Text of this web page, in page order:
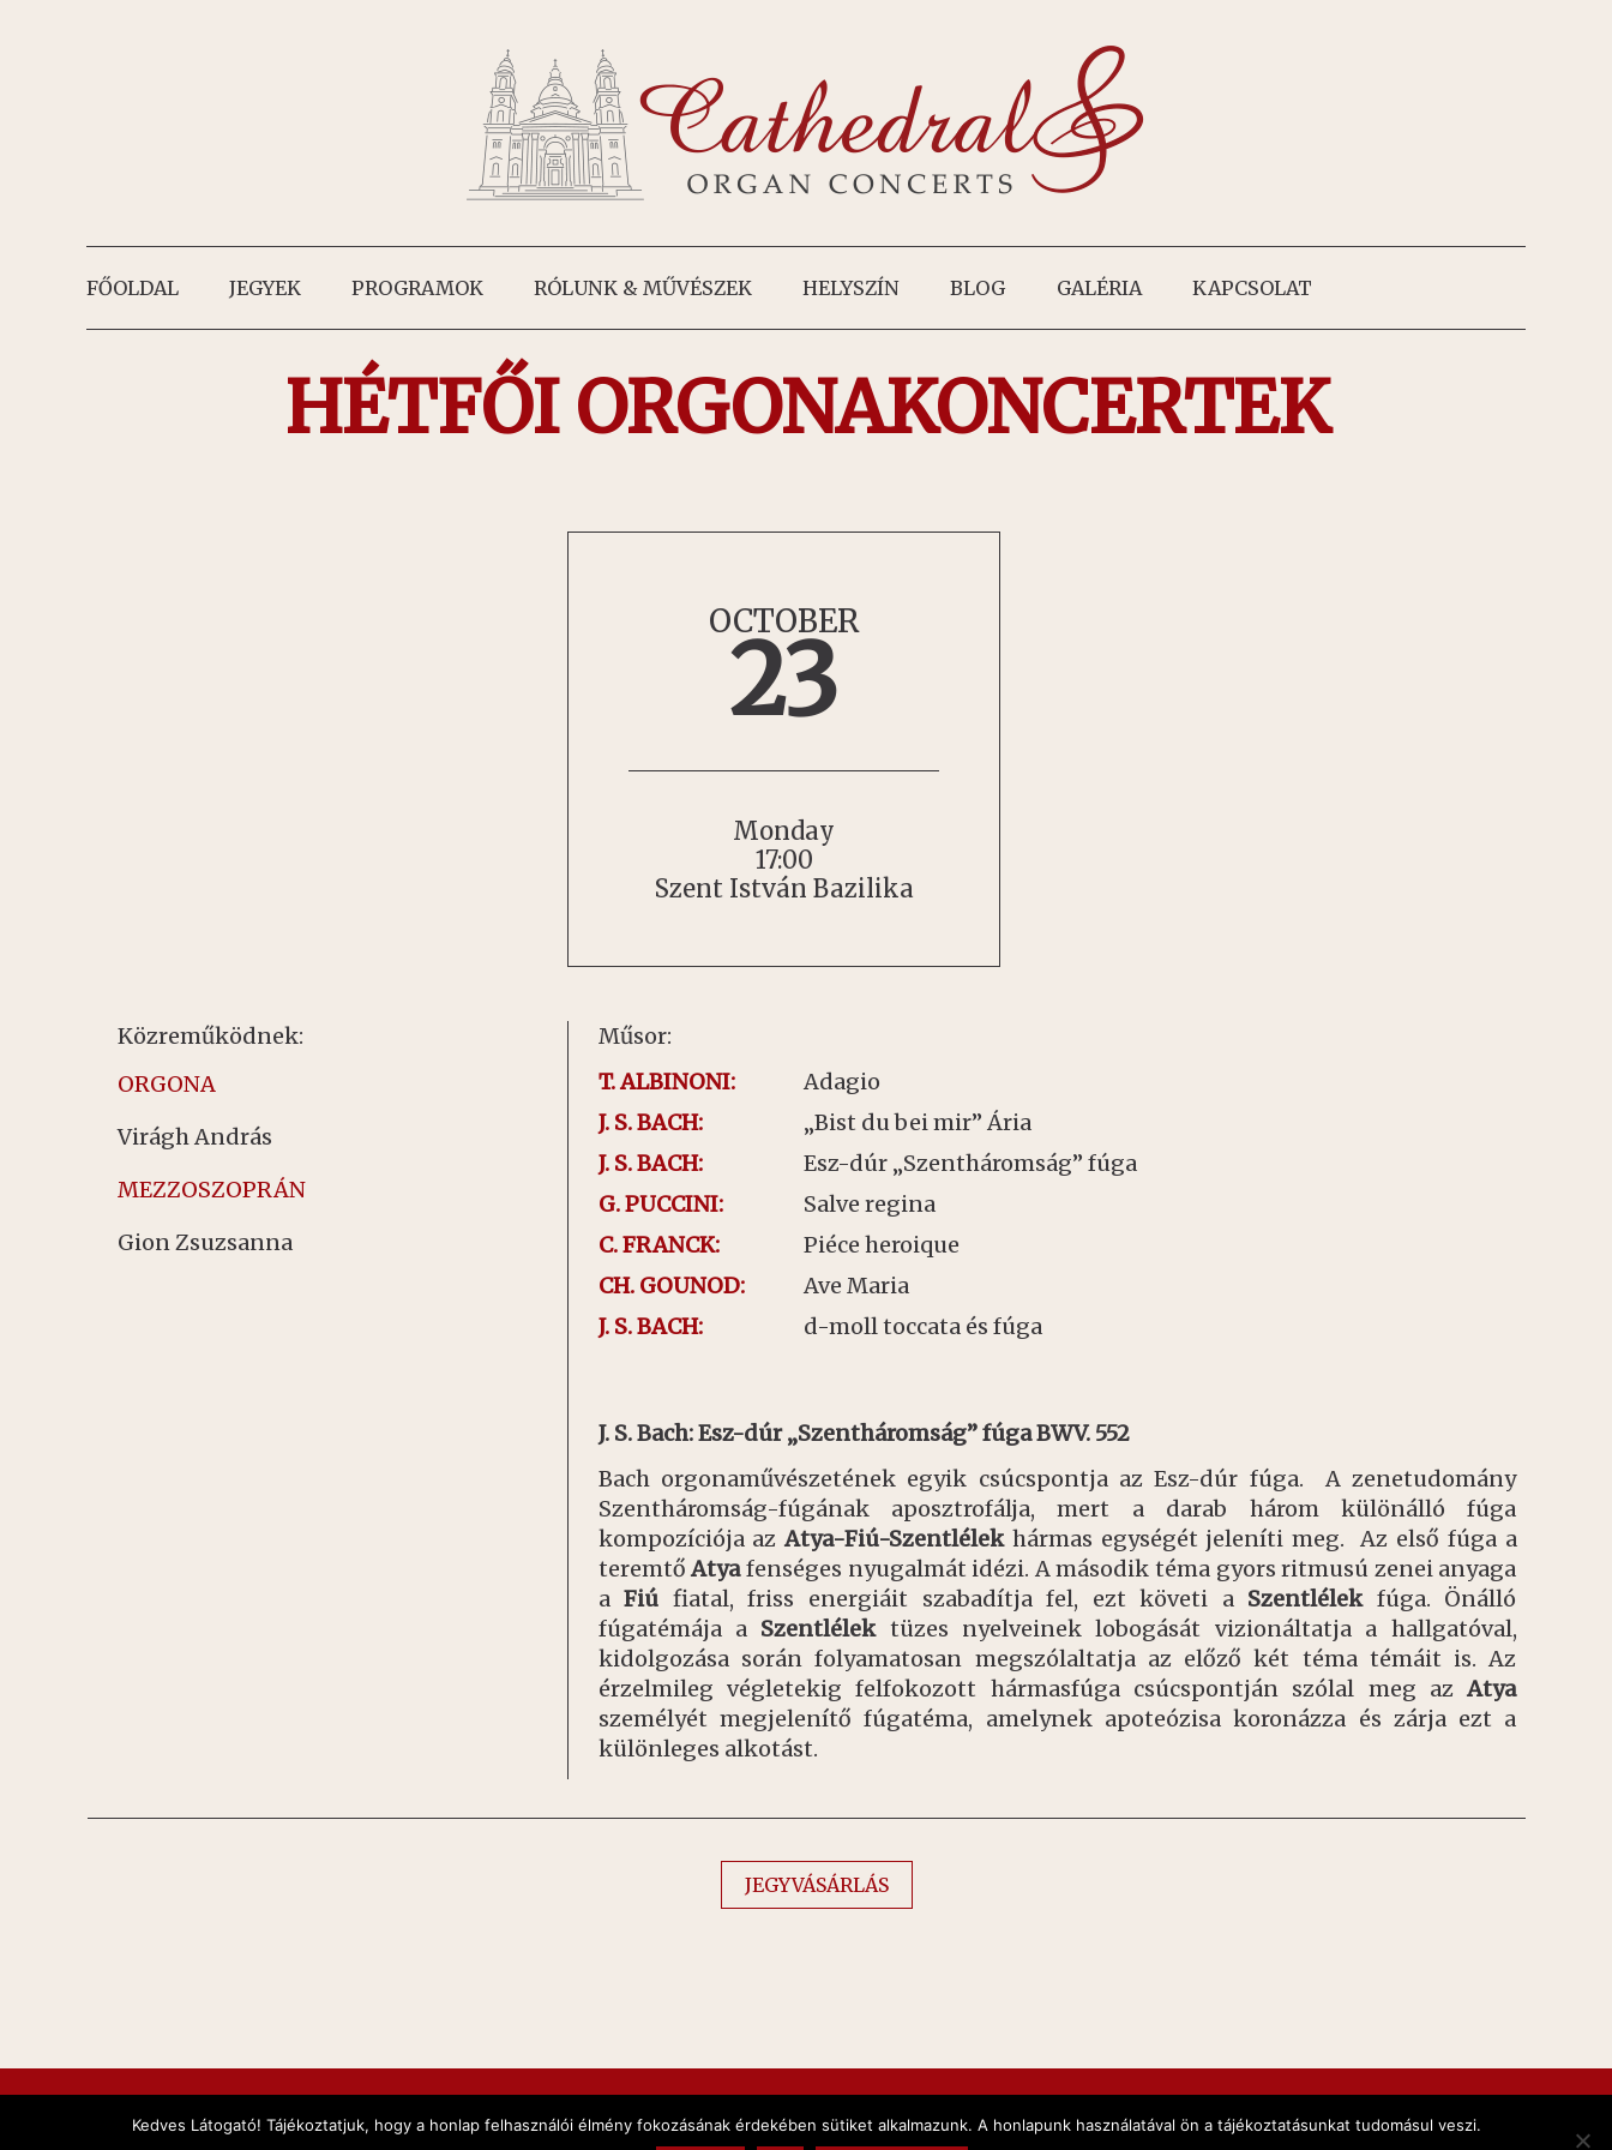
FŐOLDAL JEGYEK PROGRAMOK RÓLUNK & MŰVÉSZEK HELYSZÍN BLOG GALÉRIA KAPCSOLAT
OCTOBER
23
Monday
HÉTFŐI ORGONAKONCERTEK
17:00
Szent István Bazilika
Közreműködnek:
ORGONA
Virágh András
MEZZOSZOPRÁN
Gion Zsuzsanna
Műsor:
T. ALBINONI:
Adagio
J. S. BACH:
„Bist du bei mir” Ária
J. S. BACH:
Esz-dúr „Szentháromság” fúga
G. PUCCINI:
Salve regina
C. FRANCK:
Piéce heroique
CH. GOUNOD:
Ave Maria
J. S. BACH:
d-moll toccata és fúga
J. S. Bach: Esz-dúr „Szentháromság” fúga BWV. 552
Bach orgonaművészetének egyik csúcspontja az Esz-dúr fúga. A zenetudomány
Szentháromság-fúgának aposztrofálja, mert a darab három különálló fúga
kompozíciója azAtya-Fiú-Szentlélek hármas egységét jeleníti meg. Az első fúga a
teremtőAtyafenséges nyugalmát idézi. A második téma gyors ritmusú zenei anyaga
aFiú fiatal, friss energiáit szabadítja fel, ezt követi a Szentlélekfúga. Önálló
fúgatémája a Szentlélek tüzes nyelveinek lobogását vizionáltatja a hallgatóval,
kidolgozása során folyamatosan megszólaltatja az előző két téma témáit is. Az
érzelmileg végletekig felfokozott hármasfúga csúcspontján szólal meg azAtya
személyét megjelenítő fúgatéma, amelynek apoteózisa koronázza és zárja ezt a
különleges alkotást.
JEGYVÁSÁRLÁS
Orgonakoncertek és Gálakoncertek
Created byverzar
Kedves Látogató! Tájékoztatjuk, hogy a honlap felhasználói élmény fokozásának érdekében sütiket alkalmazunk. A honlapunk használatával ön a tájékoztatásunkat tudomásul veszi.